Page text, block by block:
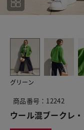
グリーン
商品番号：12242
ウール混ブークレ
この商品をシェアす